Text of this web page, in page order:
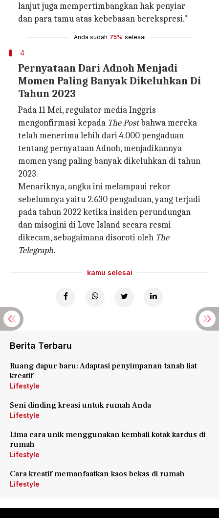
lanjut juga mempertimbangkan hak penyiar
dan para tamu atas kebebasan berekspresi."
Anda sudah 75% selesai
4
Pernyataan Dari Adnoh Menjadi
Momen Paling Banyak Dikeluhkan Di
Tahun 2023
Pada 11 Mei, regulator media Inggris
mengonfirmasi kepada The Postbahwa mereka
telah menerima lebih dari 4.000 pengaduan
tentang pernyataan Adnoh, menjadikannya
momen yang paling banyak dikeluhkan di tahun
2023.
Menariknya, angka ini melampaui rekor
sebelumnya yaitu 2.630 pengaduan, yang terjadi
pada tahun 2022 ketika insiden perundungan
dan misogini di Love Island secara resmi
dikecam, sebagaimana disoroti oleh The
Telegraph.
kamu selesai
Berita Terbaru
Ruang dapur baru: Adaptasi penyimpanan tanah liat
kreatif
Lifestyle
Seni dinding kreasi untuk rumah Anda
Lifestyle
Lima cara unik menggunakan kembali kotak kardus di
rumah
Lifestyle
Cara kreatif memanfaatkan kaos bekas di rumah
Lifestyle